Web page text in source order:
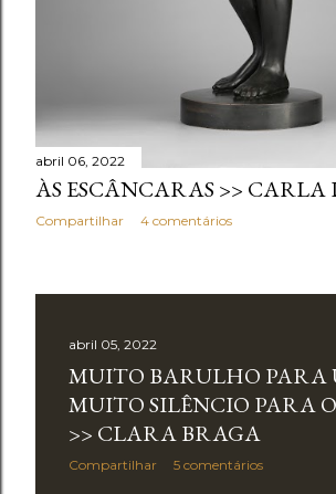
abril 06, 2022
ÀS ESCÂNCARAS >> CARLA
Compartilhar 4 comentários
abril 05, 2022
MUITO BARULHO PARA
MUITO SILÊNCIO PARA
>> CLARA BRAGA
Compartilhar 5 comentários